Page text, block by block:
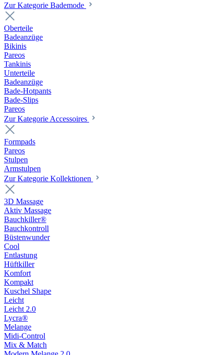
Zur Kategorie Bademode
Oberteile
Badeanzüge
Bikinis
Pareos
Tankinis
Unterteile
Badeanzüge
Bade-Hotpants
Bade-Slips
Pareos
Zur Kategorie Accessoires
Formpads
Pareos
Stulpen
Armstulpen
Zur Kategorie Kollektionen
3D Massage
Aktiv Massage
Bauchkiller®
Bauchkontroll
Büstenwunder
Cool
Entlastung
Hüftkiller
Komfort
Kompakt
Kuschel Shape
Leicht
Leicht 2.0
Lycra®
Melange
Midi-Control
Mix & Match